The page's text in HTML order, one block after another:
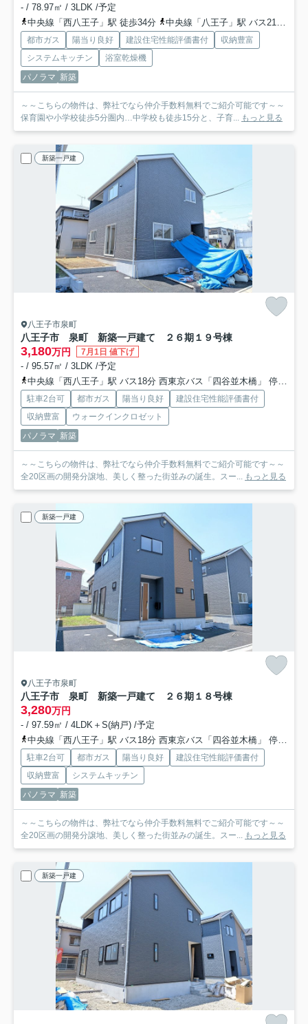
- / 78.97㎡ / 3LDK /予定
中央線「西八王子」駅 徒歩34分
中央線「八王子」駅 バス21分 西東京バス「薬師前・ジェイビス（ＪＶＩＳ）入口」 停歩10分
都市ガス 陽当り良好 建設住宅性能評価書付
収納豊富
システムキッチン
浴室乾燥機
パノラマ 新築
～～こちらの物件は、弊社でなら仲介手数料無料でご紹介可能です～～
保育園や小学校徒歩5分圏内…中学校も徒歩15分と、子育...
もっと見る
新築一戸建
八王子市泉町
八王子市 泉町 新築一戸建て ２６期 １９号棟
3,180万円 7月1日 値下げ
- / 95.57㎡ / 3LDK /予定
中央線「西八王子」駅 バス18分 西東京バス「四谷並木橋」 停歩2分
駐車2台可 都市ガス 陽当り良好
建設住宅性能評価書付
収納豊富
ウォークインクロゼット
パノラマ 新築
～～こちらの物件は、弊社でなら仲介手数料無料でご紹介可能です～～
全20区画の開発分譲地、美しく整った街並みの誕生。スー...
もっと見る
新築一戸建
八王子市泉町
八王子市 泉町 新築一戸建て ２６期 １８号棟
3,280万円
- / 97.59㎡ / 4LDK＋S(納戸) /予定
中央線「西八王子」駅 バス18分 西東京バス「四谷並木橋」 停歩2分
駐車2台可 都市ガス 陽当り良好
建設住宅性能評価書付
収納豊富
システムキッチン
パノラマ 新築
～～こちらの物件は、弊社でなら仲介手数料無料でご紹介可能です～～
全20区画の開発分譲地、美しく整った街並みの誕生。スー... もっと見る
新築一戸建